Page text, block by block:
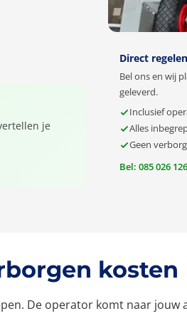
je
Direct
Bel ons en wij
geleverd.
Inclusief
Alles
Geen
Bel: 085 026
kosten
De operator komt naar jouw